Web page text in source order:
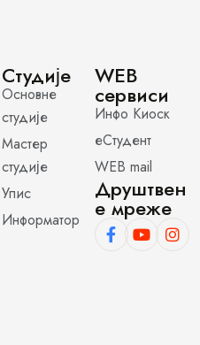
Студије
Основне
студије
Мастер
студије
Упис
Информатор
WEB
сервиси
Инфо Киоск
еСтудент
WEB mail
Друштвен
е мреже